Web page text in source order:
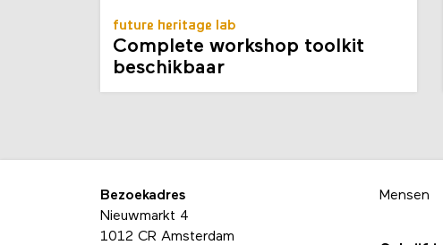
future heritage lab
Complete workshop toolkit
beschikbaar
Bezoekadres
Nieuwmarkt 4
1012 CR Amsterdam
Mensen